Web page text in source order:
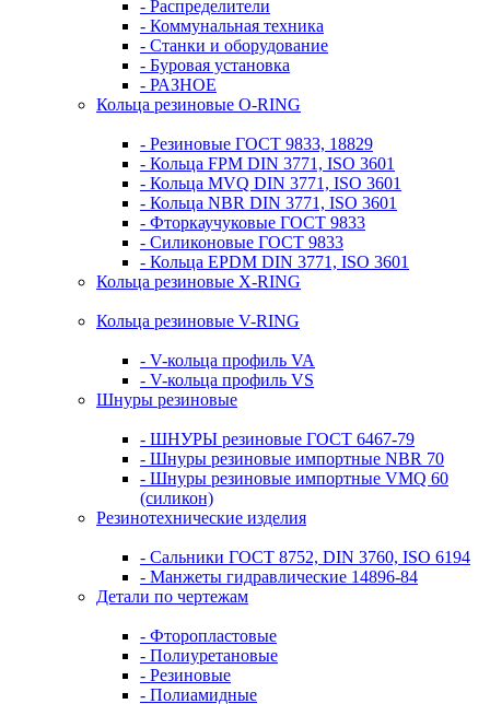
- Распределители
- Коммунальная техника
- Станки и оборудование
- Буровая установка
- РАЗНОЕ
Кольца резиновые O-RING
- Резиновые ГОСТ 9833, 18829
- Кольца FPM DIN 3771, ISO 3601
- Кольца MVQ DIN 3771, ISO 3601
- Кольца NBR DIN 3771, ISO 3601
- Фторкаучуковые ГОСТ 9833
- Силиконовые ГОСТ 9833
- Кольца EPDM DIN 3771, ISO 3601
Кольца резиновые Х-RING
Кольца резиновые V-RING
- V-кольца профиль VA
- V-кольца профиль VS
Шнуры резиновые
- ШНУРЫ резиновые ГОСТ 6467-79
- Шнуры резиновые импортные NBR 70
- Шнуры резиновые импортные VMQ 60
(силикон)
Резинотехнические изделия
- Сальники ГОСТ 8752, DIN 3760, ISO 6194
- Манжеты гидравлические 14896-84
Детали по чертежам
- Фторопластовые
- Полиуретановые
- Резиновые
- Полиамидные